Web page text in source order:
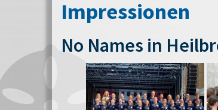
Impressionen
No Names in